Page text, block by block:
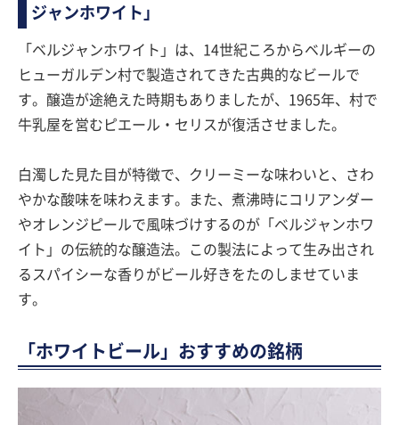
ジャンホワイト」
「ベルジャンホワイト」は、14世紀ころからベルギーの
ヒューガルデン村で製造されてきた古典的なビールで
す。醸造が途絶えた時期もありましたが、1965年、村で
牛乳屋を営むピエール・セリスが復活させました。
白濁した見た目が特徴で、クリーミーな味わいと、さわ
やかな酸味を味わえます。また、煮沸時にコリアンダー
やオレンジピールで風味づけするのが「ベルジャンホワ
イト」の伝統的な醸造法。この製法によって生み出され
るスパイシーな香りがビール好きをたのしませていま
す。
「ホワイトビール」おすすめの銘柄